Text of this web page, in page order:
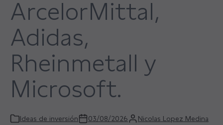
ArcelorMittal,
Adidas,
Rheinmetall y
Microsoft.
Ideas de inversión 03/08/2026 Nicolas Lopez Medina